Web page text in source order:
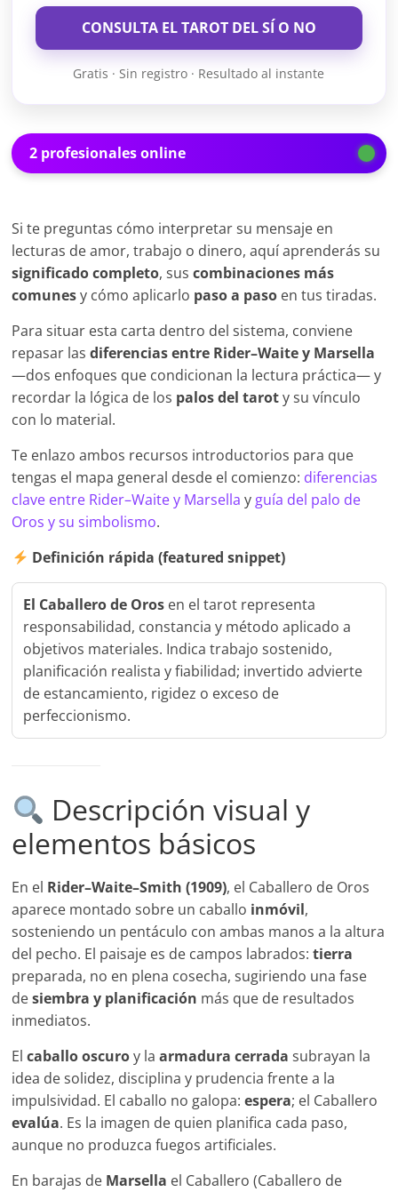
CONSULTA EL TAROT DEL SÍ O NO
Gratis · Sin registro · Resultado al instante
2 profesionales online
Si te preguntas cómo interpretar su mensaje en
lecturas de amor, trabajo o dinero, aquí aprenderás su
significado completo, suscombinaciones más
comunesy cómo aplicarlo paso a paso en tus tiradas.
Para situar esta carta dentro del sistema, conviene
repasar lasdiferencias entre Rider–Waite y Marsella
—dos enfoques que condicionan la lectura práctica— y
recordar la lógica de los palos del taroty su vínculo
con lo material.
Te enlazo ambos recursos introductorios para que
tengas el mapa general desde el comienzo: diferencias
clave entre Rider–Waite y Marsella y guía del palo de
Oros y su simbolismo.
Definición rápida (featured snippet)
El Caballero de Oros en el tarot representa
responsabilidad, constancia y método aplicado a
objetivos materiales. Indica trabajo sostenido,
planificación realista y fiabilidad; invertido advierte
de estancamiento, rigidez o exceso de
perfeccionismo.
Descripción visual y
elementos básicos
En el Rider–Waite–Smith (1909), el Caballero de Oros
aparece montado sobre un caballo inmóvil,
sosteniendo un pentáculo con ambas manos a la altura
del pecho. El paisaje es de campos labrados:tierra
preparada, no en plena cosecha, sugiriendo una fase
desiembra y planificación más que de resultados
inmediatos.
Elcaballo oscuroy laarmadura cerrada subrayan la
idea de solidez, disciplina y prudencia frente a la
impulsividad. El caballo no galopa:espera; el Caballero
evalúa. Es la imagen de quien planifica cada paso,
aunque no produzca fuegos artificiales.
En barajas de Marsella el Caballero (Caballero de